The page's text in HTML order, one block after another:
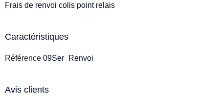
Frais de renvoi colis point relais
Caractéristiques
Référence 09Ser_Renvoi
Avis clients